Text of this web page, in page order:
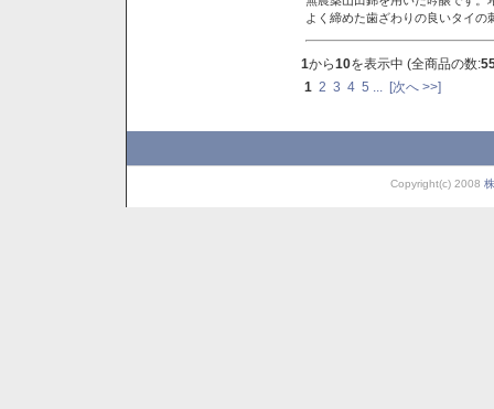
よく締めた歯ざわりの良いタイ
1から10を表示中 (全商品の数:
1 2 3 4 5 [次へ >>]
Copyright(c) 2008